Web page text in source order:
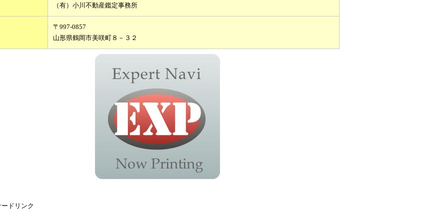
（有）小川不動産鑑定事務所
〒997-0857
山形県鶴岡市美咲町８－３２
ドリンク